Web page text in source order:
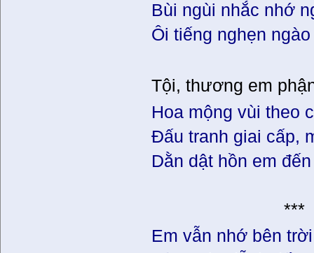
Bùi ngùi nhắc nhớ
Ôi tiếng nghẹn ngào
Tội, thương em
Hoa mộng vùi theo
Đấu tranh giai cấp,
Dằn dật hồn em
***
Em vẫn nhớ bên